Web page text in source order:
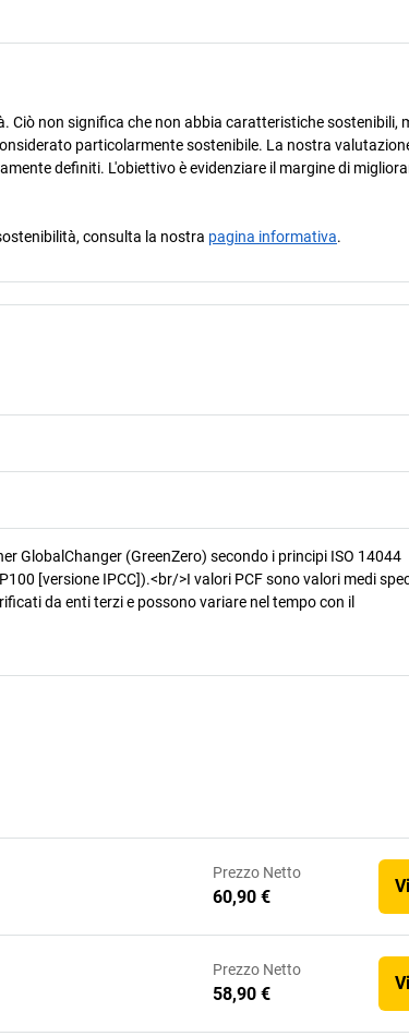
non significa che non abbia caratteristiche sostenibili,
particolarmente sostenibile. La nostra
definiti. L'obiettivo è evidenziare il margine di
consulta la nostra pagina informativa.
GlobalChanger (GreenZero) secondo i principi ISO 14044
[versione IPCC]).<br/>I valori PCF sono valori medi
da enti terzi e possono variare nel tempo con il
Prezzo Netto
60,90 €
Prezzo Netto
58,90 €